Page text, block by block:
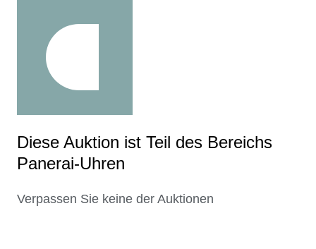
Diese Auktion ist Teil des Bereichs
Panerai-Uhren
Verpassen Sie keine der Auktionen